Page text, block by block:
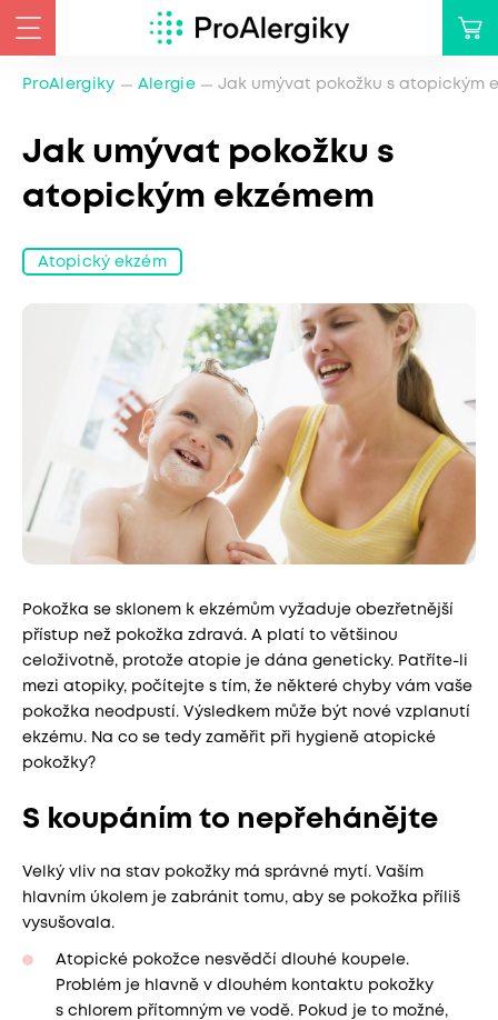
ProAlergiky Alergie Jak umývat pokožku s atopickým
Jak umývat pokožku s
atopickým ekzémem
Atopický ekzém
Pokožka se sklonem k ekzémům vyžaduje obezřetnější
přístup než pokožka zdravá. A platí to většinou
celoživotně, protože atopie je dána geneticky. Patříte-li
mezi atopiky, počítejte s tím, že některé chyby vám vaše
pokožka neodpustí. Výsledkem může být nové vzplanutí
ekzému. Na co se tedy zaměřit při hygieně atopické
pokožky?
S koupáním to nepřehánějte
Velký vliv na stav pokožky má správné mytí. Vaším
hlavním úkolem je zabránit tomu, aby se pokožka příliš
vysušovala.
Atopické pokožce nesvědčí dlouhé koupele.
Problém je hlavně v dlouhém kontaktu pokožky
s chlorem přítomným ve vodě. Pokud je to možné,